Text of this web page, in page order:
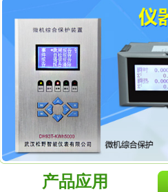
产品应用